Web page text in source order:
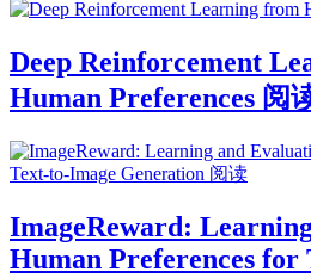
Deep Reinforcement
Human Preferences 阅
ImageReward:
Human Preferences for